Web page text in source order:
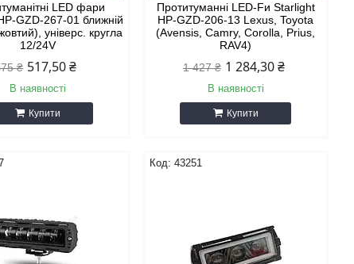
LED фари
GZD-267-01 ближній
універс. кругла
12/24V
₴ 517,50 ₴
В наявності
Купити
Протитуманні LED-Fи Starlight
HP-GZD-206-13 Lexus, Toyota
(Avensis, Camry, Corolla, Prius,
RAV4)
1 427 ₴ 1 284,30 ₴
В наявності
Купити
43251